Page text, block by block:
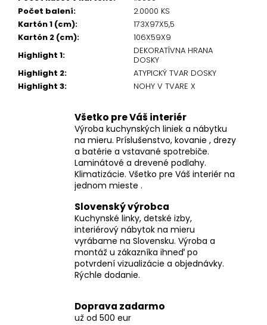
Počet balení:
2.0000 KS
Kartón 1 (cm):
173X97X5,5
Kartón 2 (cm):
106X59X9
Highlight 1:
DEKORATÍVNA HRANA
DOSKY
Highlight 2:
ATYPICKÝ TVAR DOSKY
Highlight 3: NOHY V TVARE X
Všetko pre Váš interiér
Výroba kuchynských liniek a nábytku
na mieru. Príslušenstvo, kovanie , drezy
a batérie a vstavané spotrebiče.
Laminátové a drevené podlahy.
Klimatizácie. Všetko pre Váš interiér na
jednom mieste .
Slovenský výrobca
Kuchynské linky, detské izby,
interiérový nábytok na mieru
vyrábame na Slovensku. Výroba a
montáž u zákazníka ihneď po
potvrdení vizualizácie a objednávky.
Rýchle dodanie.
Doprava zadarmo
už od 500 eur